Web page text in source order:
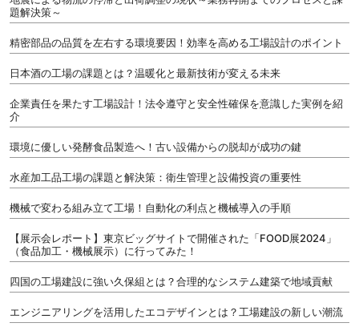
題解決策～
精密部品の品質を左右する環境要因！効率を高める工場設計のポイント
日本酒の工場の課題とは？温暖化と最新技術が変える未来
企業責任を果たす工場設計！法令遵守と安全性確保を意識した実例を紹
介
環境に優しい発酵食品製造へ！古い設備からの脱却が成功の鍵
水産加工品工場の課題と解決策：衛生管理と設備投資の重要性
機械で変わる組み立て工場！自動化の利点と機械導入の手順
【展示会レポート】東京ビッグサイトで開催された「FOOD展2024」
（食品加工・機械展示）に行ってみた！
四国の工場建設に強い久保組とは？合理的なシステム建築で地域貢献
エンジニアリングを活用したエコデザインとは？工場建設の新しい潮流